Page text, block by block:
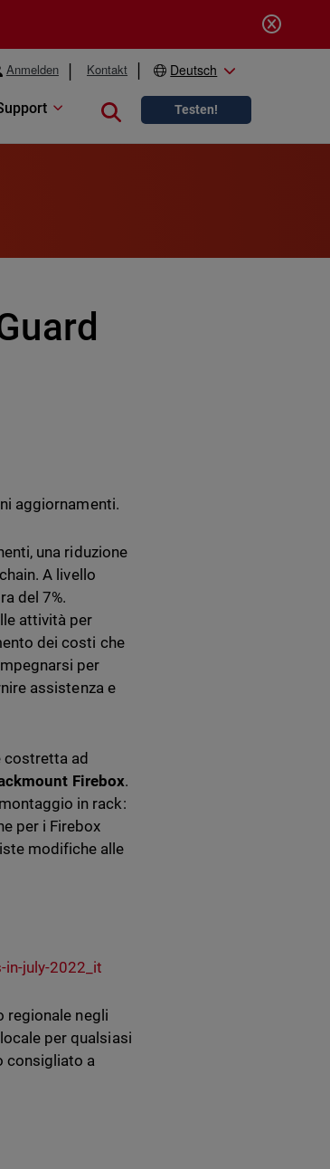
Anmelden Kontakt Deutsch
Close search
Testen!
aggiornamenti.
una riduzione
A livello
del 7%.
attività per
dei costi che
per
assistenza e
costretta ad
Firebox.
in rack:
per i Firebox
modifiche alle
july-2022_it
regionale negli
per qualsiasi
consigliato a